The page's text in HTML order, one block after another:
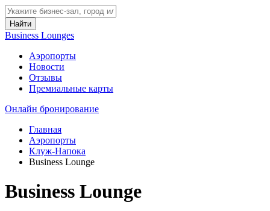
Найти
Business Lounges
Аэропорты
Новости
Отзывы
Премиальные карты
Онлайн бронирование
Главная
Аэропорты
Клуж-Напока
Business Lounge
Business Lounge